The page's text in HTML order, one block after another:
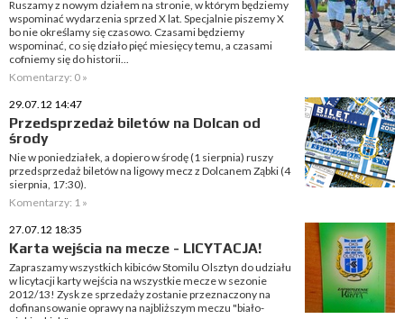
Ruszamy z nowym działem na stronie, w którym będziemy
wspominać wydarzenia sprzed X lat. Specjalnie piszemy X
bo nie określamy się czasowo. Czasami będziemy
wspominać, co się działo pięć miesięcy temu, a czasami
cofniemy się do historii...
Komentarzy: 0 »
29.07.12 14:47
Przedsprzedaż biletów na Dolcan od
środy
Nie w poniedziałek, a dopiero w środę (1 sierpnia) ruszy
przedsprzedaż biletów na ligowy mecz z Dolcanem Ząbki (4
sierpnia, 17:30).
Komentarzy: 1 »
27.07.12 18:35
Karta wejścia na mecze - LICYTACJA!
Zapraszamy wszystkich kibiców Stomilu Olsztyn do udziału
w licytacji karty wejścia na wszystkie mecze w sezonie
2012/13! Zysk ze sprzedaży zostanie przeznaczony na
dofinansowanie oprawy na najbliższym meczu "biało-